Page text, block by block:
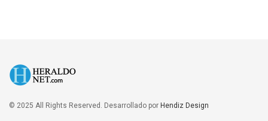
© 2025 All Rights Reserved. Desarrollado por Hendiz Design